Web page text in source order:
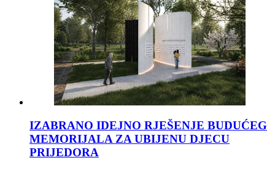
IZABRANO IDEJNO RJEŠENJE BUDUĆEG
MEMORIJALA ZA UBIJENU DJECU
PRIJEDORA